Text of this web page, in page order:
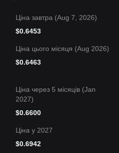
Ціна завтра (Aug 7, 2026)
$0.6453
Ціна цього місяця (Aug 2026)
$0.6463
Ціна через 5 місяців (Jan
2027)
$0.6600
Ціна у 2027
$0.6942